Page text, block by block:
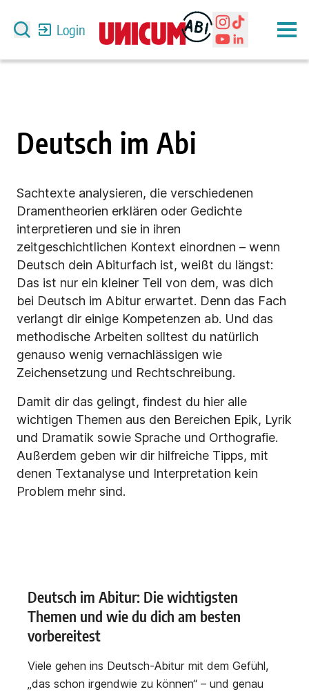
Login
Deutsch im Abi
Sachtexte analysieren, die verschiedenen
Dramentheorien erklären oder Gedichte
interpretieren und sie in ihren
zeitgeschichtlichen Kontext einordnen – wenn
Deutsch dein Abiturfach ist, weißt du längst:
Das ist nur ein kleiner Teil von dem, was dich
bei Deutsch im Abitur erwartet. Denn das Fach
verlangt dir einige Kompetenzen ab. Und das
methodische Arbeiten solltest du natürlich
genauso wenig vernachlässigen wie
Zeichensetzung und Rechtschreibung.
Damit dir das gelingt, findest du hier alle
wichtigen Themen aus den Bereichen Epik, Lyrik
und Dramatik sowie Sprache und Orthografie.
Außerdem geben wir dir hilfreiche Tipps, mit
denen Textanalyse und Interpretation kein
Problem mehr sind.
Deutsch im Abitur: Die wichtigsten
Themen und wie du dich am besten
vorbereitest
Viele gehen ins Deutsch-Abitur mit dem Gefühl,
„das schon irgendwie zu können“ – und genau